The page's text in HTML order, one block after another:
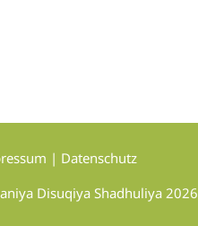
| Datenschutz
Disuqiya Shadhuliya 2026